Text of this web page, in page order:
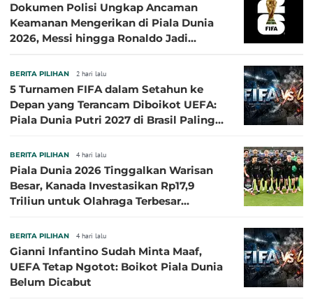
Dokumen Polisi Ungkap Ancaman
Keamanan Mengerikan di Piala Dunia
2026, Messi hingga Ronaldo Jadi
BERITA PILIHAN 2 hari lalu
5 Turnamen FIFA dalam Setahun ke
Depan yang Terancam Diboikot UEFA:
Piala Dunia Putri 2027 di Brasil Paling
BERITA PILIHAN 4 hari lalu
Piala Dunia 2026 Tinggalkan Warisan
Besar, Kanada Investasikan Rp17,9
Triliun untuk Olahraga Terbesar
BERITA PILIHAN 4 hari lalu
Gianni Infantino Sudah Minta Maaf,
UEFA Tetap Ngotot: Boikot Piala Dunia
Belum Dicabut